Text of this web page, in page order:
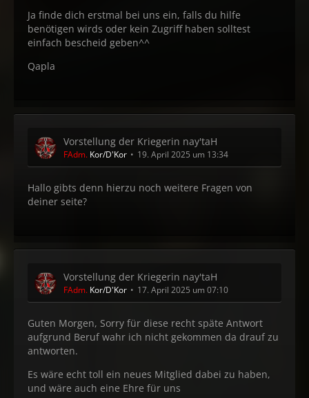
Ja finde dich erstmal bei uns ein, falls du hilfe
benötigen wirds oder kein Zugriff haben solltest
einfach bescheid geben^^
Qapla
Vorstellung der Kriegerin nay'taH
FAdm. Kor/D'Kor 19. April 2025 um 13:34
Hallo gibts denn hierzu noch weitere Fragen von
deiner seite?
Vorstellung der Kriegerin nay'taH
FAdm. Kor/D'Kor 17. April 2025 um 07:10
Guten Morgen, Sorry für diese recht späte Antwort
aufgrund Beruf wahr ich nicht gekommen da drauf zu
antworten.
Es wäre echt toll ein neues Mitglied dabei zu haben,
und wäre auch eine Ehre für uns